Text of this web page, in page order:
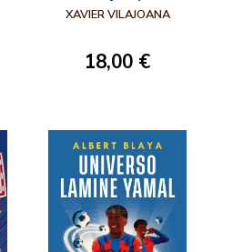
AMAMOS
XAVIER VILAJOANA
18,00 €